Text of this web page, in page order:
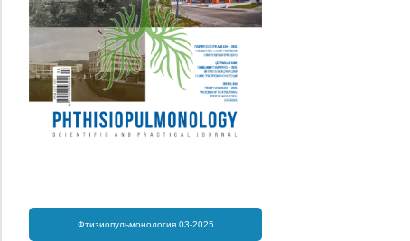
Фтизиопульмонология 03-2025